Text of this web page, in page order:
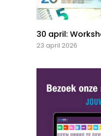
30 april:
23 april 2026